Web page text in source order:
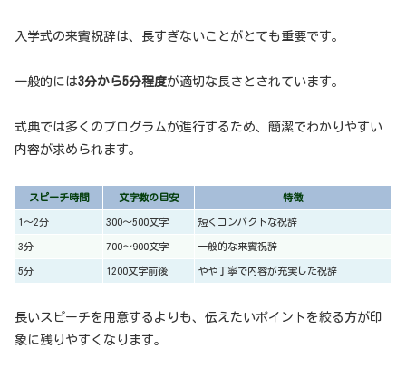
入学式の来賓祝辞は、長すぎないことがとても重要です。
一般的には3分から5分程度が適切な長さとされています。
式典では多くのプログラムが進行するため、簡潔でわかりやすい
内容が求められます。
スピーチ時間 文字数の目安 特徴
1〜2分 300〜500文字 短くコンパクトな祝辞
3分 700〜900文字 一般的な来賓祝辞
5分 1200文字前後 やや丁寧で内容が充実した祝辞
長いスピーチを用意するよりも、伝えたいポイントを絞る方が印
象に残りやすくなります。